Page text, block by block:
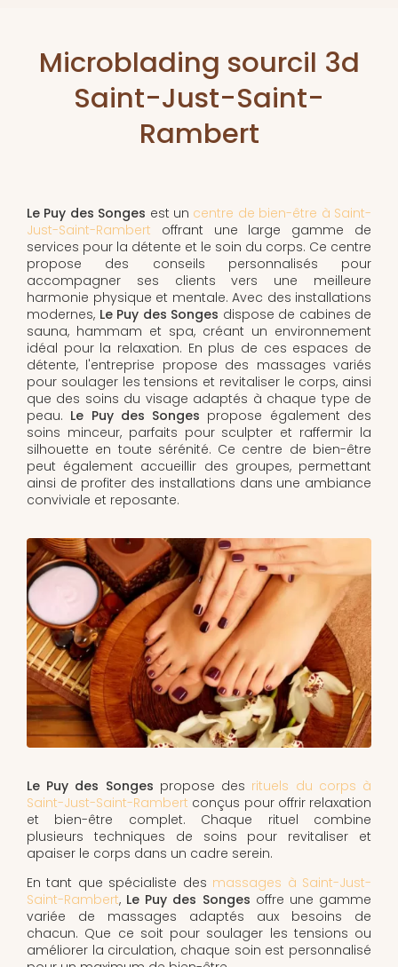
Microblading sourcil 3d
Saint-Just-Saint-
Rambert
Le Puy des Songes est un centre de bien-être à Saint-
Just-Saint-Rambert offrant une large gamme de
services pour la détente et le soin du corps. Ce centre
propose des conseils personnalisés pour
accompagner ses clients vers une meilleure
harmonie physique et mentale. Avec des installations
modernes, Le Puy des Songes dispose de cabines de
sauna, hammam et spa, créant un environnement
idéal pour la relaxation. En plus de ces espaces de
détente, l'entreprise propose des massages variés
pour soulager les tensions et revitaliser le corps, ainsi
que des soins du visage adaptés à chaque type de
peau. Le Puy des Songes propose également des
soins minceur, parfaits pour sculpter et raffermir la
silhouette en toute sérénité. Ce centre de bien-être
peut également accueillir des groupes, permettant
ainsi de profiter des installations dans une ambiance
conviviale et reposante.
Le Puy des Songes propose des rituels du corps à
Saint-Just-Saint-Rambert conçus pour offrir relaxation
et bien-être complet. Chaque rituel combine
plusieurs techniques de soins pour revitaliser et
apaiser le corps dans un cadre serein.
En tant que spécialiste des massages à Saint-Just-
Saint-Rambert, Le Puy des Songes offre une gamme
variée de massages adaptés aux besoins de
chacun. Que ce soit pour soulager les tensions ou
améliorer la circulation, chaque soin est personnalisé